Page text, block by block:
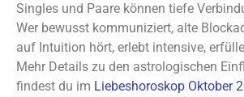
Singles und Paare können tiefe
Wer bewusst kommuniziert, alte
auf Intuition hört, erlebt intensive,
Mehr Details zu den astrologischen
findest du im Liebeshoroskop Oktober